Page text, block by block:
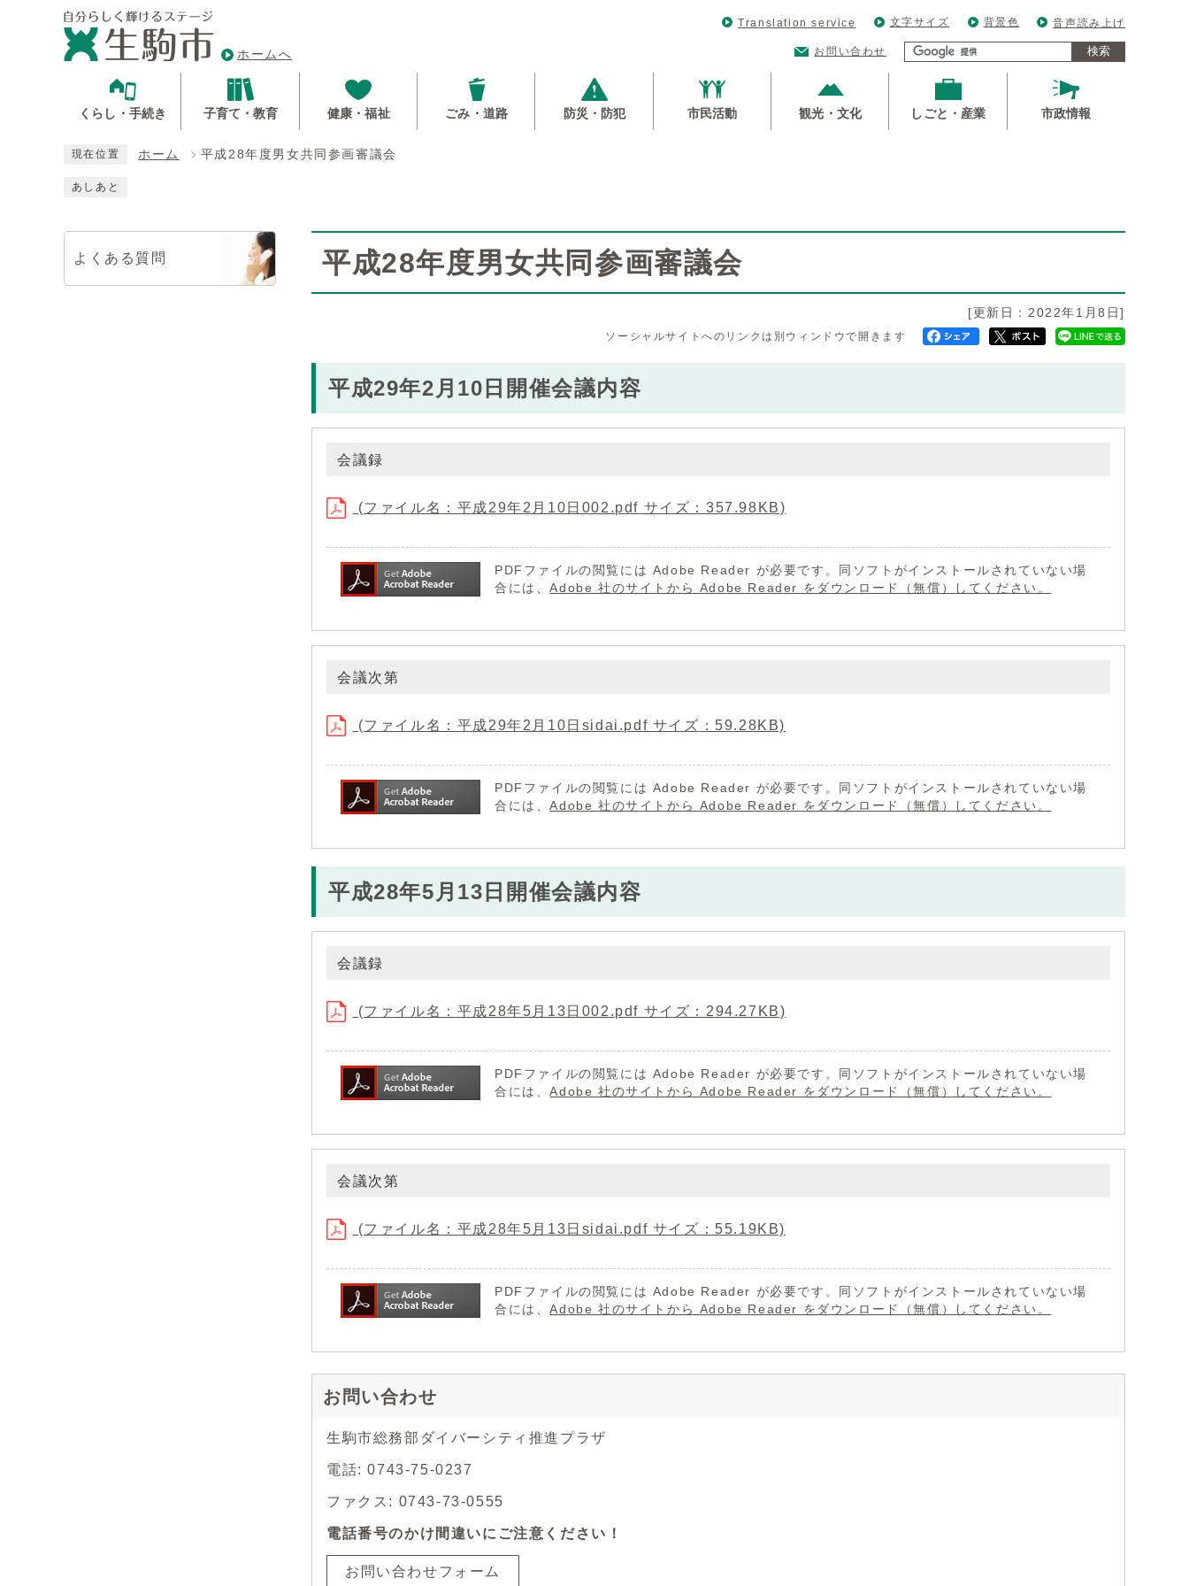
ホームへ
Translation service 文字サイズ 背景色 音声読み上げ
お問い合わせ 検索
くらし・手続き 子育て・教育 健康・福祉 ごみ・道路 防災・防犯 市民活動 観光・文化 しごと・産業 市政情報
現在位置 ホーム 平成28年度男女共同参画審議会
あしあと
平成28年度男女共同参画審議会
[更新日：2022年1月8日]
ソーシャルサイトへのリンクは別ウィンドウで開きます
平成29年2月10日開催会議内容
会議録
(ファイル名：平成29年2月10日002.pdf サイズ：357.98KB)
PDFファイルの閲覧には Adobe Reader が必要です。同ソフトがインストールされていない場
合には、Adobe 社のサイトから Adobe Reader をダウンロード（無償）してください。
会議次第
(ファイル名：平成29年2月10日sidai.pdf サイズ：59.28KB)
PDFファイルの閲覧には Adobe Reader が必要です。同ソフトがインストールされていない場
合には、Adobe 社のサイトから Adobe Reader をダウンロード（無償）してください。
平成28年5月13日開催会議内容
会議録
(ファイル名：平成28年5月13日002.pdf サイズ：294.27KB)
PDFファイルの閲覧には Adobe Reader が必要です。同ソフトがインストールされていない場
合には、Adobe 社のサイトから Adobe Reader をダウンロード（無償）してください。
会議次第
(ファイル名：平成28年5月13日sidai.pdf サイズ：55.19KB)
PDFファイルの閲覧には Adobe Reader が必要です。同ソフトがインストールされていない場
合には、Adobe 社のサイトから Adobe Reader をダウンロード（無償）してください。
お問い合わせ
生駒市総務部ダイバーシティ推進プラザ
電話: 0743-75-0237
ファクス: 0743-73-0555
電話番号のかけ間違いにご注意ください！
お問い合わせフォーム
よくある質問